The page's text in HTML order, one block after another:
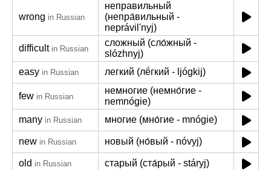
wrong in Russian
неправильный
(непра́вильный -
neprávil'nyj)
difficult in Russian
сложный (сло́жный -
slózhnyj)
easy in Russian легкий (лё́гкий - ljógkij)
few in Russian
немногие (немно́гие -
nemnógie)
many in Russian многие (мно́гие - mnógie)
new in Russian новый (но́вый - nóvyj)
old in Russian старый (ста́рый - stáryj)